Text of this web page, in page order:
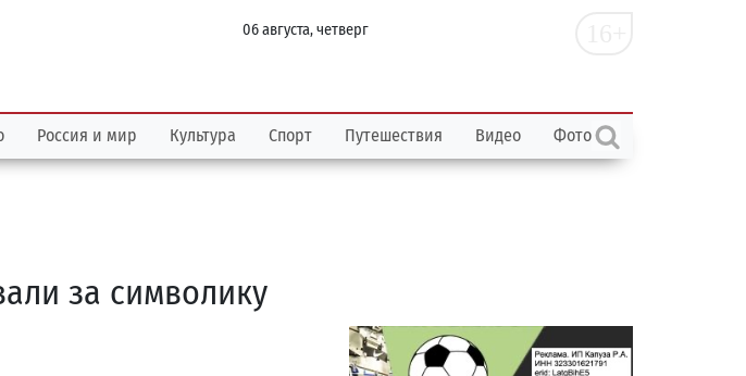
06 августа, четверг
Россия и мир Культура Спорт Путешествия Видео Фото
за символику